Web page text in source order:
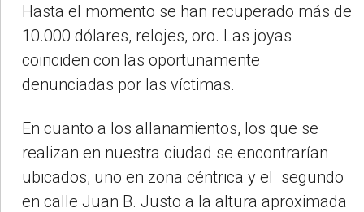
Hasta el momento se han recuperado más de
10.000 dólares, relojes, oro. Las joyas
coinciden con las oportunamente
denunciadas por las víctimas.
En cuanto a los allanamientos, los que se
realizan en nuestra ciudad se encontrarían
ubicados, uno en zona céntrica y el segundo
en calle Juan B. Justo a la altura aproximada